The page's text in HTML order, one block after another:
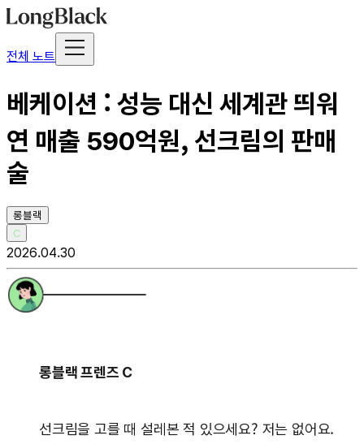
전체 노트
베케이션 : 성능 대신 세계관 띄워
연 매출 590억원, 선크림의 판매
술
롱블랙
C
2026.04.30
롱블랙 프렌즈 C
선크림을 고를 때 설레본 적 있으세요? 저는 없어요.